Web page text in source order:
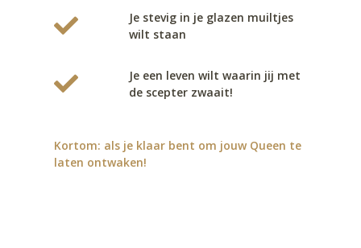
Je stevig in je glazen muiltjes
wilt staan
Je een leven wilt waarin jij met
de scepter zwaait!
Kortom: als je klaar bent om jouw Queen te
laten ontwaken!